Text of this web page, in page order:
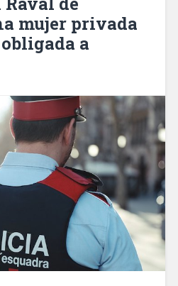
mujer privada
a